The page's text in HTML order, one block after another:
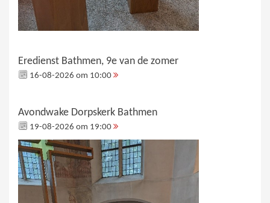
Eredienst Bathmen, 9e van de zomer
16-08-2026 om 10:00
Avondwake Dorpskerk Bathmen
19-08-2026 om 19:00